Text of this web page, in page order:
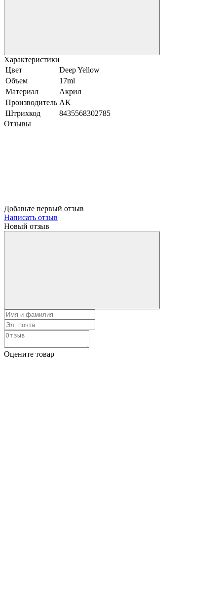
Характеристики
Цвет
Deep Yellow
Объем
17ml
Материал
Акрил
Производитель AK
Штрихкод
8435568302785
Отзывы
Добавьте первый отзыв
Написать отзыв
Новый отзыв
Оцените товар